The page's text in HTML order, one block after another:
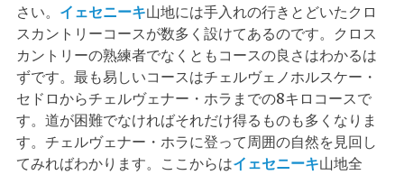
さい。 イェセニーキ山地には手入れの行きとどいたクロ
スカントリーコースが数多く設けてあるのです。クロス
カントリーの熟練者でなくともコースの良さはわかるは
ずです。最も易しいコースはチェルヴェノホルスケー・
セドロからチェルヴェナー・ホラまでの8キロコースで
す。道が困難でなければそれだけ得るものも多くなりま
す。チェルヴェナー・ホラに登って周囲の自然を見回し
てみればわかります。ここからはイェセニーキ山地全